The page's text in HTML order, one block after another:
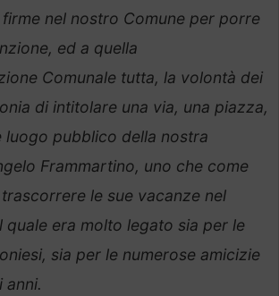
nel nostro Comune per porre
ed a quella
Comunale tutta, la volontà dei
di intitolare una via, una piazza,
luogo pubblico della nostra
Frammartino, uno che come
le sue vacanze nel
quale era molto legato sia per le
sia per le numerose amicizie
anni.